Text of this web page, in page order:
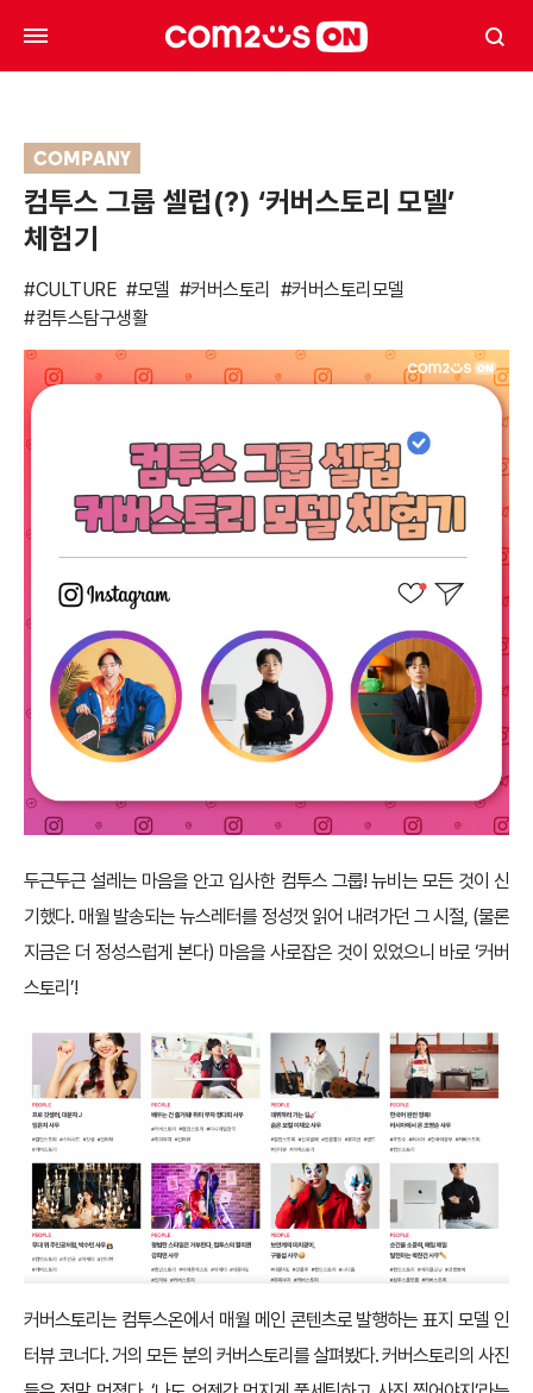
COMPANY
컴투스 그룹 셀럽(?) ‘커버스토리 모델’
체험기
#CULTURE #모델 #커버스토리
#커버스토리모델
#컴투스탐구생활
두근두근 설레는 마음을 안고 입사한 컴투스 그룹! 뉴비는 모든 것이 신
기했다. 매월 발송되는 뉴스레터를 정성껏 읽어 내려가던 그 시절, (물론
지금은 더 정성스럽게 본다) 마음을 사로잡은 것이 있었으니 바로 ‘커버
스토리’!
커버스토리는 컴투스온에서 매월 메인 콘텐츠로 발행하는 표지 모델 인
터뷰 코너다. 거의 모든 분의 커버스토리를 살펴봤다. 커버스토리의 사진